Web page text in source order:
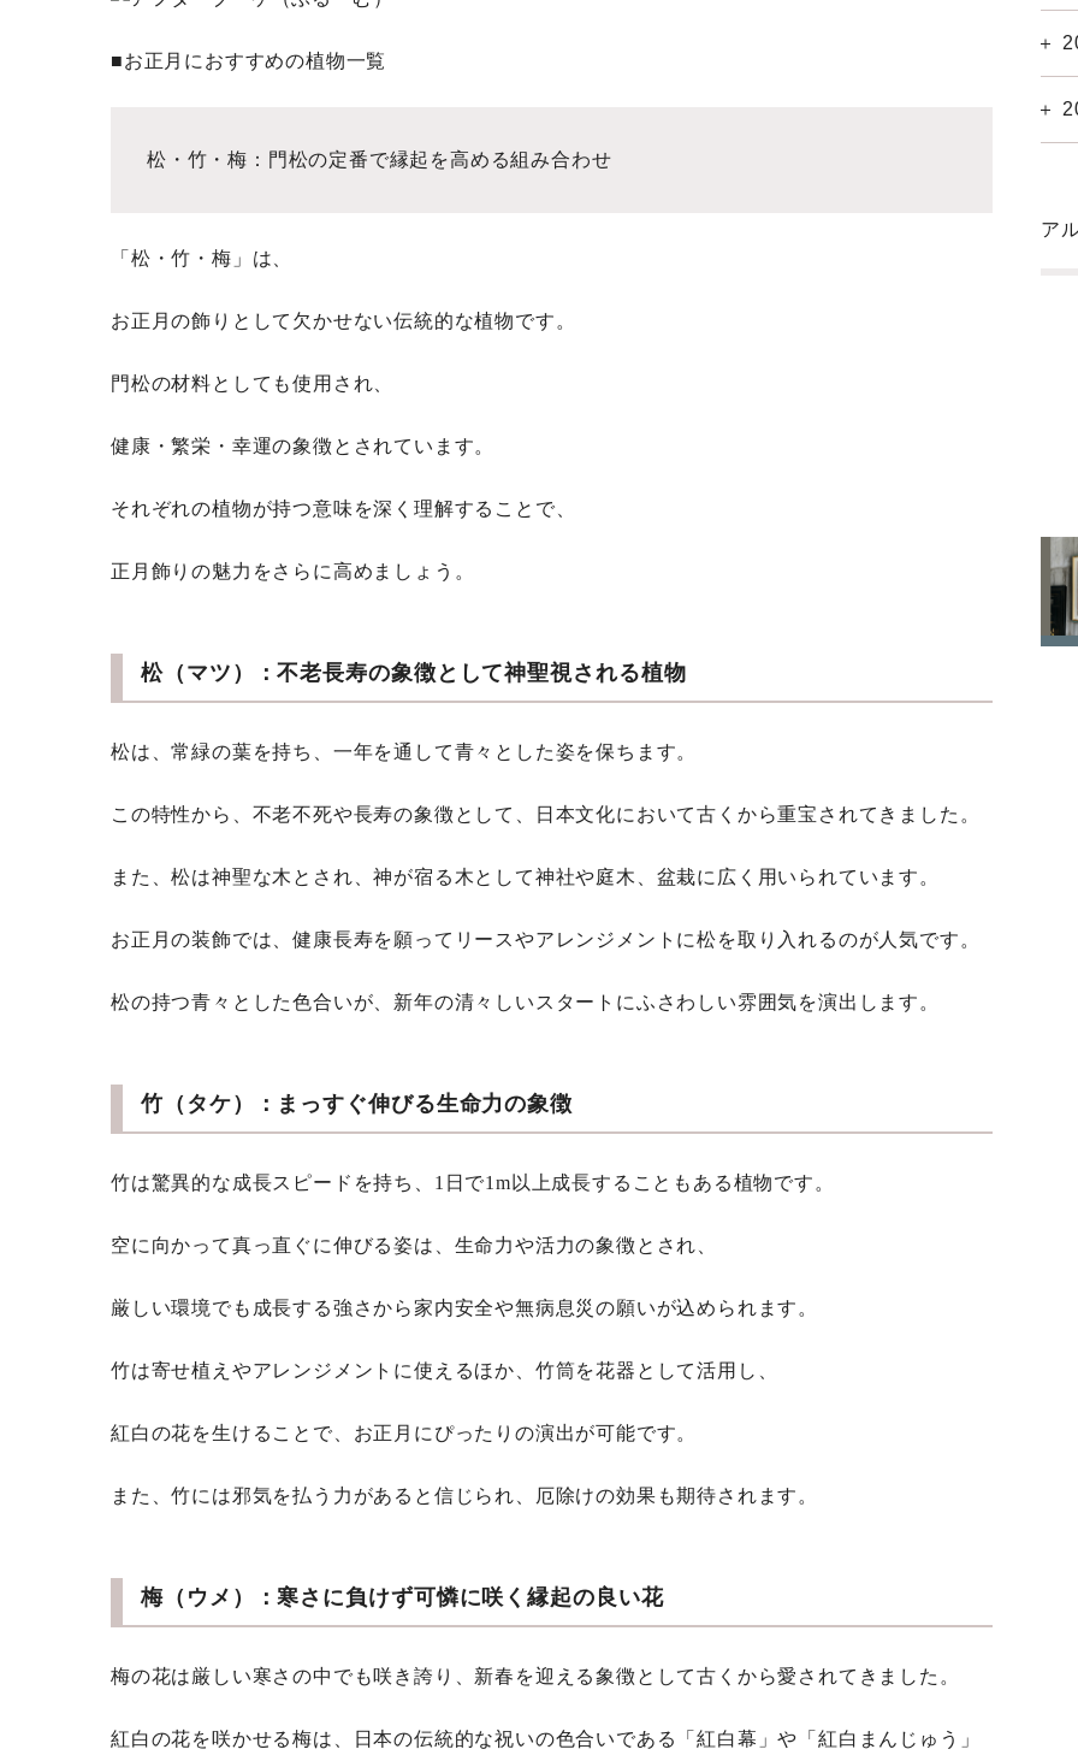
■お正月におすすめの植物一覧
松・竹・梅：門松の定番で縁起を高める組み合わせ
「松・竹・梅」は、
お正月の飾りとして欠かせない伝統的な植物です。
門松の材料としても使用され、
健康・繁栄・幸運の象徴とされています。
それぞれの植物が持つ意味を深く理解することで、
正月飾りの魅力をさらに高めましょう。
松（マツ）：不老長寿の象徴として神聖視される植物
松は、常緑の葉を持ち、一年を通して青々とした姿を保ちます。
この特性から、不老不死や長寿の象徴として、日本文化において古くから重宝されてきました。
また、松は神聖な木とされ、神が宿る木として神社や庭木、盆栽に広く用いられています。
お正月の装飾では、健康長寿を願ってリースやアレンジメントに松を取り入れるのが人気です。
松の持つ青々とした色合いが、新年の清々しいスタートにふさわしい雰囲気を演出します。
竹（タケ）：まっすぐ伸びる生命力の象徴
竹は驚異的な成長スピードを持ち、1日で1m以上成長することもある植物です。
空に向かって真っ直ぐに伸びる姿は、生命力や活力の象徴とされ、
厳しい環境でも成長する強さから家内安全や無病息災の願いが込められます。
竹は寄せ植えやアレンジメントに使えるほか、竹筒を花器として活用し、
紅白の花を生けることで、お正月にぴったりの演出が可能です。
また、竹には邪気を払う力があると信じられ、厄除けの効果も期待されます。
梅（ウメ）：寒さに負けず可憐に咲く縁起の良い花
梅の花は厳しい寒さの中でも咲き誇り、新春を迎える象徴として古くから愛されてきました。
紅白の花を咲かせる梅は、日本の伝統的な祝いの色合いである「紅白幕」や「紅白まんじゅう」
ア